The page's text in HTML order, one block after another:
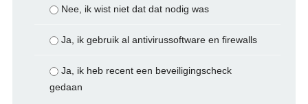
Nee, ik wist niet dat dat nodig was
Ja, ik gebruik al antivirussoftware en firewalls
Ja, ik heb recent een beveiligingscheck
gedaan